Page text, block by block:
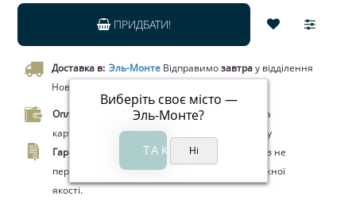
ПРИДБАТИ!
Доставка в: Эль-Монте
Виберіть своє місто —
Эль-Монте?
Відправимозавтрау відділення
Нової пошти чи кур’єром.
Оплата.
Оплата при отриманні товару, Оплата
карткою Visa/MasterCard, Google Pay, Apple Pay
Гарантія.
Законом про захист прав споживачів не
передбачено повернення цього товару належної
якості.